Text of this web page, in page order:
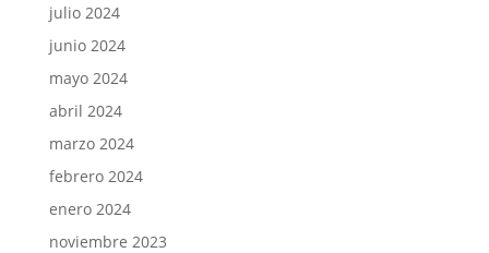
julio 2024
junio 2024
mayo 2024
abril 2024
marzo 2024
febrero 2024
enero 2024
noviembre 2023